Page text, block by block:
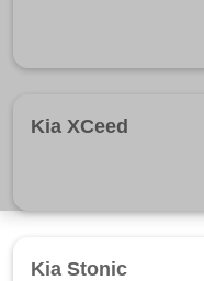
Kia XCeed
Kia Stonic